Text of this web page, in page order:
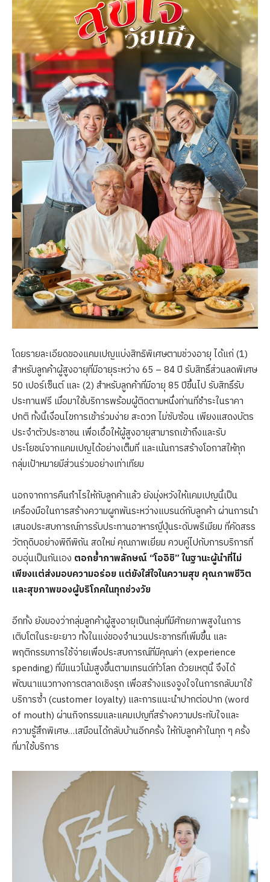
โดยรายละเอียดของแคมเปญแบ่งสิทธิพิเศษตามช่วงอายุ ได้แก่ (1)
สำหรับลูกค้าผู้สูงอายุที่มีอายุระหว่าง 65 – 84 ปี รับสิทธิ์ส่วนลดพิเศษ
50 เปอร์เซ็นต์ และ (2) สำหรับลูกค้าที่มีอายุ 85 ปีขึ้นไป รับสิทธิ์รับ
ประทานฟรี เมื่อมาใช้บริการพร้อมผู้ติดตามหนึ่งท่านที่ชำระในราคา
ปกติ ทั้งนี้เงื่อนไขการเข้าร่วมง่าย สะดวก ไม่ซับซ้อน เพียงแสดงบัตร
ประจำตัวประชาชน เพื่อเอื้อให้ผู้สูงอายุสามารถเข้าถึงและรับ
ประโยชน์จากแคมเปญได้อย่างเต็มที่ และเน้นการสร้างโอกาสให้ทุก
กลุ่มเป้าหมายมีส่วนร่วมอย่างเท่าเทียม
นอกจากการคืนกำไรให้กับลูกค้าแล้ว ยังมุ่งหวังให้แคมเปญนี้เป็น
เครื่องมือในการสร้างความผูกพันระหว่างแบรนด์กับลูกค้า ผ่านการนำ
เสนอประสบการณ์การรับประทานอาหารญี่ปุ่นระดับพรีเมียม ที่คัดสรร
วัตถุดิบอย่างพิถีพิถัน สดใหม่ คุณภาพเยี่ยม ควบคู่ไปกับการบริการที่
อบอุ่นเป็นกันเอง ตอกย้ำภาพลักษณ์ “โออิชิ” ในฐานะผู้นำที่ไม่
เพียงแต่ส่งมอบความอร่อย แต่ยังใส่ใจในความสุข คุณภาพชีวิต
และสุขภาพของผู้บริโภคในทุกช่วงวัย
อีกทั้ง ยังมองว่ากลุ่มลูกค้าผู้สูงอายุเป็นกลุ่มที่มีศักยภาพสูงในการ
เติบโตในระยะยาว ทั้งในแง่ของจำนวนประชากรที่เพิ่มขึ้น และ
พฤติกรรมการใช้จ่ายเพื่อประสบการณ์ที่มีคุณค่า (experience
spending) ที่มีแนวโน้มสูงขึ้นตามเทรนด์ทั่วโลก ด้วยเหตุนี้ จึงได้
พัฒนาแนวทางการตลาดเชิงรุก เพื่อสร้างแรงจูงใจในการกลับมาใช้
บริการซ้ำ (customer loyalty) และการแนะนำปากต่อปาก (word
of mouth) ผ่านกิจกรรมและแคมเปญที่สร้างความประทับใจและ
ความรู้สึกพิเศษ…เสมือนได้กลับบ้านอีกครั้ง ให้กับลูกค้าในทุก ๆ ครั้ง
ที่มาใช้บริการ